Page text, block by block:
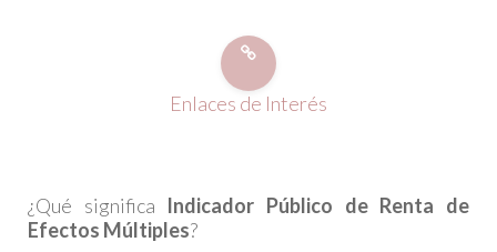
Enlaces de Interés
¿Qué significa Indicador Público de Renta de
Efectos Múltiples?